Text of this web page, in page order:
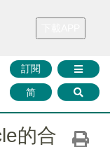
財華證券 媒體矩陣
訂閱
简
的合